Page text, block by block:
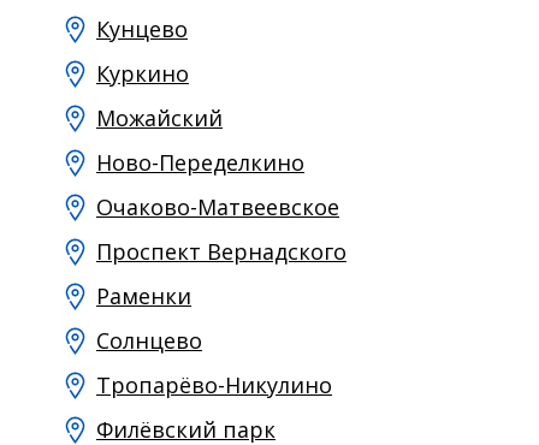
Кунцево
Куркино
Можайский
Ново-Переделкино
Очаково-Матвеевское
Проспект Вернадского
Раменки
Солнцево
Тропарёво-Никулино
Филёвский парк